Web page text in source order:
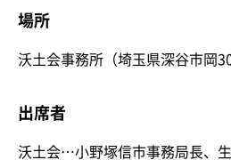
場所
沃土会事務所（埼玉県深谷市岡
出席者
沃土会…小野塚信市事務局長、